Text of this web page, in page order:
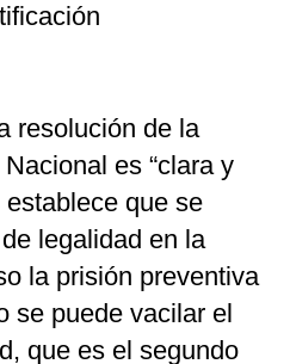
resolución de la
es “clara y
establece que se
legalidad en la
la prisión preventiva
se puede vacilar el
que es el segundo